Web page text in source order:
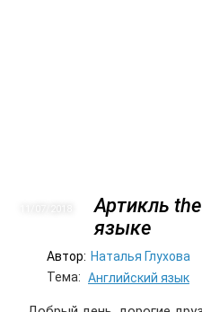
Артикль
языке
Автор: Наталья Глухова
Тема: Английский язык